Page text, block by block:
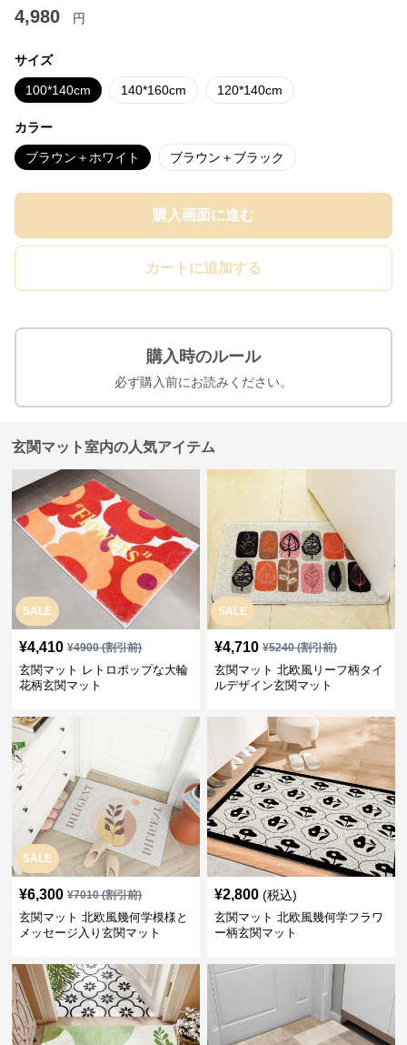
4,980 円
サイズ
100*140cm 140*160cm 120*140cm
カラー
ブラウン＋ホワイト ブラウン＋ブラック
購入画面に進む
カートに追加する
購入時のルール
必ず購入前にお読みください。
玄関マット室内の人気アイテム
SALE
¥4,410 ¥4900(割引前)
玄関マット レトロポップな大輪
花柄玄関マット
SALE
¥4,710 ¥5240(割引前)
玄関マット 北欧風リーフ柄タイ
ルデザイン玄関マット
SALE
¥6,300 ¥7010(割引前)
玄関マット 北欧風幾何学模様と
メッセージ入り玄関マット
¥2,800 (税込)
玄関マット 北欧風幾何学フラワ
ー柄玄関マット